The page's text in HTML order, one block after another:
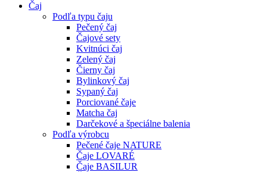
Čaj
Podľa typu čaju
Pečený čaj
Čajové sety
Kvitnúci čaj
Zelený čaj
Čierny čaj
Bylinkový čaj
Sypaný čaj
Porciované čaje
Matcha čaj
Darčekové a špeciálne balenia
Podľa výrobcu
Pečené čaje NATURE
Čaje LOVARÉ
Čaje BASILUR